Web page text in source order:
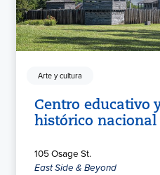
Arte y cultura
Centro educativo
histórico nacional
105 Osage St.
East Side & Beyond